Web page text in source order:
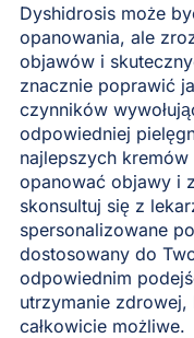
Dyshidrosis może
opanowania, ale
objawów i
znacznie poprawić
czynników
odpowiedniej
najlepszych kremów
opanować objawy i
skonsultuj się z
spersonalizowane
dostosowany do
odpowiednim
utrzymanie
całkowicie możliwe.